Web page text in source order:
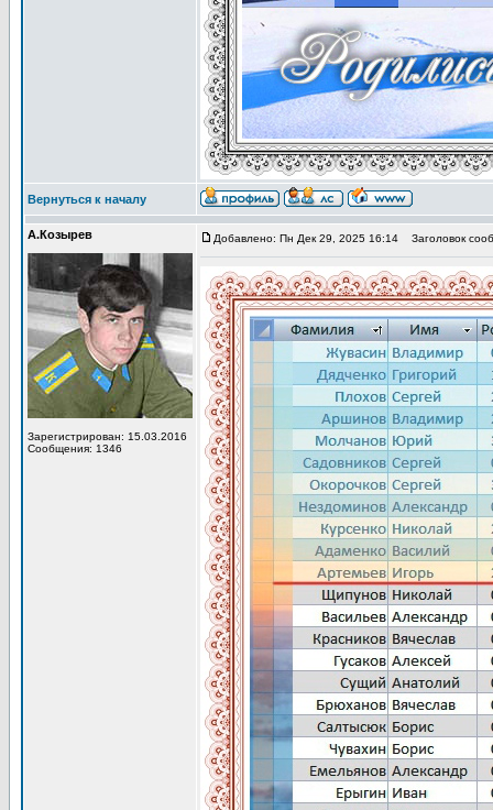
Вернуться к началу
А.Козырев
Зарегистрирован: 15.03.2016
Сообщения: 1346
Добавлено: Пн Дек 29, 2025 16:14 Заголовок